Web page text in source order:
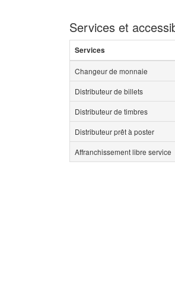
Services et
Services
Changeur de monnaie
Distributeur de billets
Distributeur de timbres
Distributeur prêt à poster
Affranchissement libre service